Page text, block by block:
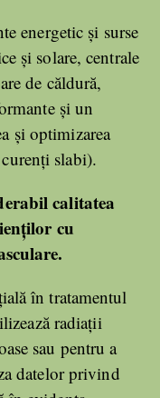
energetic și surse
și solare, centrale
de căldură,
și un
și optimizarea
slabi).
calitatea
cu
în tratamentul
radiații
sau pentru a
datelor privind